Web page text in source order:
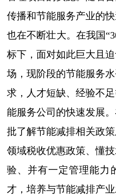
传播和节能服务产业的
也在不断壮大。在我国
标下，面对如此巨大且
场，现阶段的节能服务
求，人才短缺、经验不
能服务公司的快速发展
批了解节能减排相关政
领域税收优惠政策、懂
验、并有一定管理能力
才，培养与节能减排产